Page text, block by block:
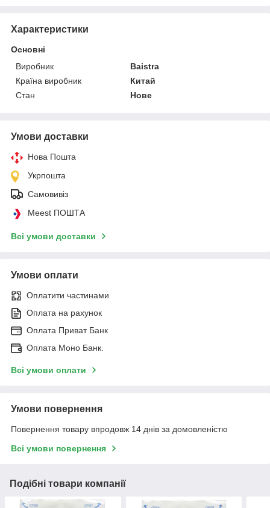
Характеристики
Основні
Виробник
Baistra
Країна виробник
Китай
Стан
Нове
Умови доставки
Нова Пошта
Укрпошта
Самовивіз
Meest ПОШТА
Всі умови доставки
Умови оплати
Оплатити частинами
Оплата на рахунок
Оплата Приват Банк
Оплата Моно Банк.
Всі умови оплати
Умови повернення
Повернення товару впродовж 14 днів за домовленістю
Всі умови повернення
Подібні товари компанії